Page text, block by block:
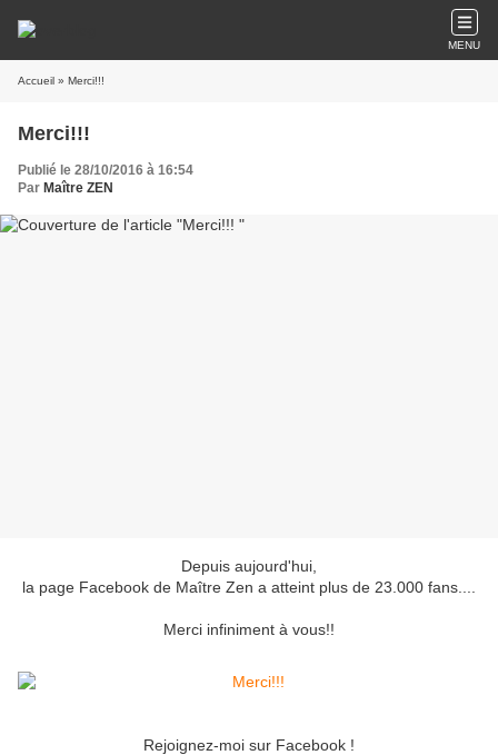
MENU
Accueil » Merci!!!
Merci!!!
Publié le 28/10/2016 à 16:54
Par Maître ZEN
Depuis aujourd'hui,
la page Facebook de Maître Zen a atteint plus de 23.000 fans....
Merci infiniment à vous!!
Rejoignez-moi sur Facebook !